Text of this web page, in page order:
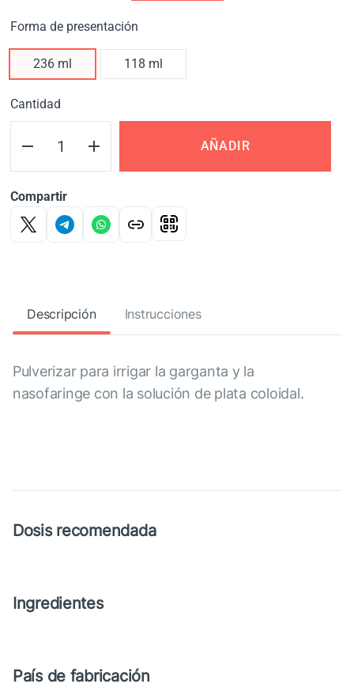
Forma de presentación
236 ml 118 ml
Cantidad
AÑADIR
Compartir
Descripción Instrucciones
Pulverizar para irrigar la garganta y la
nasofaringe con la solución de plata coloidal.
Dosis recomendada
Ingredientes
País de fabricación